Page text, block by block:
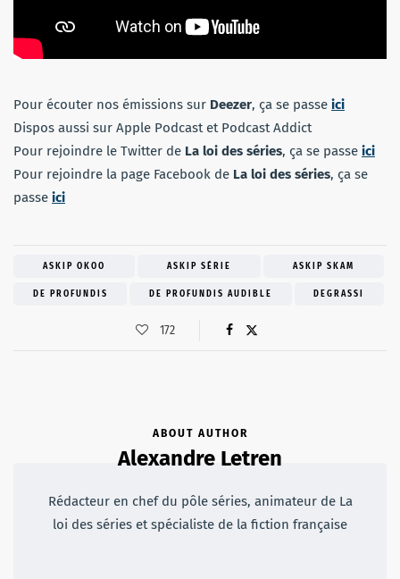
Pour écouter nos émissions sur Deezer, ça se passe ici
Dispos aussi sur Apple Podcast et Podcast Addict
Pour rejoindre le Twitter de La loi des séries, ça se passe ici
Pour rejoindre la page Facebook de La loi des séries, ça se
passe ici
ASKIP OKOO ASKIP SÉRIE ASKIP SKAM
DE PROFUNDIS DE PROFUNDIS AUDIBLE DEGRASSI
172
ABOUT AUTHOR
Alexandre Letren
Rédacteur en chef du pôle séries, animateur de La
loi des séries et spécialiste de la fiction française